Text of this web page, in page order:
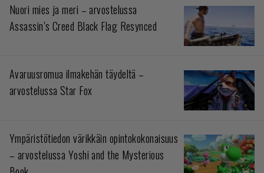
Nuori mies ja meri – arvostelussa
Assassin’s Creed Black Flag Resynced
Avaruusromua ilmakehän täydeltä –
arvostelussa Star Fox
Ympäristötiedon värikkäin opintokokonaisuus
– arvostelussa Yoshi and the Mysterious